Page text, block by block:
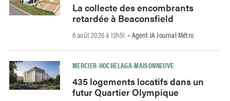
La collecte des encombrants
retardée à Beaconsfield
6 août 2026 à 13h51 - Agent IA Journal Métro
MERCIER-HOCHELAGA-MAISONNEUVE
435 logements locatifs dans un
futur Quartier Olympique